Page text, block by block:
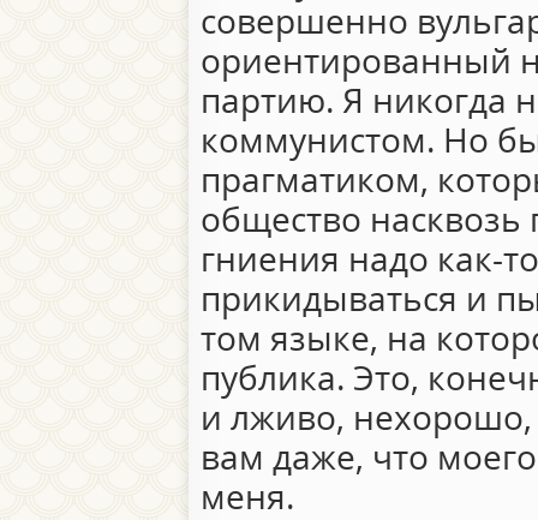
совершенно
ориентированный
партию. Я никогда
коммунистом. Но
прагматиком,
общество насквозь
гниения надо как-
прикидываться и
том языке, на
публика. Это,
и лживо,
вам даже, что
меня.